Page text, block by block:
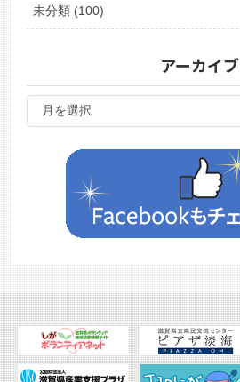
未分類 (100)
アーカイブ